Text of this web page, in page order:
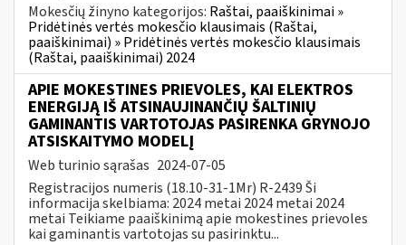
Mokesčių žinyno kategorijos: Raštai, paaiškinimai »
Pridėtinės vertės mokesčio klausimais (Raštai,
paaiškinimai) » Pridėtinės vertės mokesčio klausimais
(Raštai, paaiškinimai) 2024
APIE MOKESTINES PRIEVOLES, KAI ELEKTROS
ENERGIJĄ IŠ ATSINAUJINANČIŲ ŠALTINIŲ
GAMINANTIS VARTOTOJAS PASIRENKA GRYNOJO
ATSISKAITYMO MODELĮ
Web turinio sąrašas 2024-07-05
Registracijos numeris (18.10-31-1Mr) R-2439 Ši
informacija skelbiama: 2024 metai 2024 metai 2024
metai Teikiame paaiškinimą apie mokestines prievoles
kai gaminantis vartotojas su pasirinktu...